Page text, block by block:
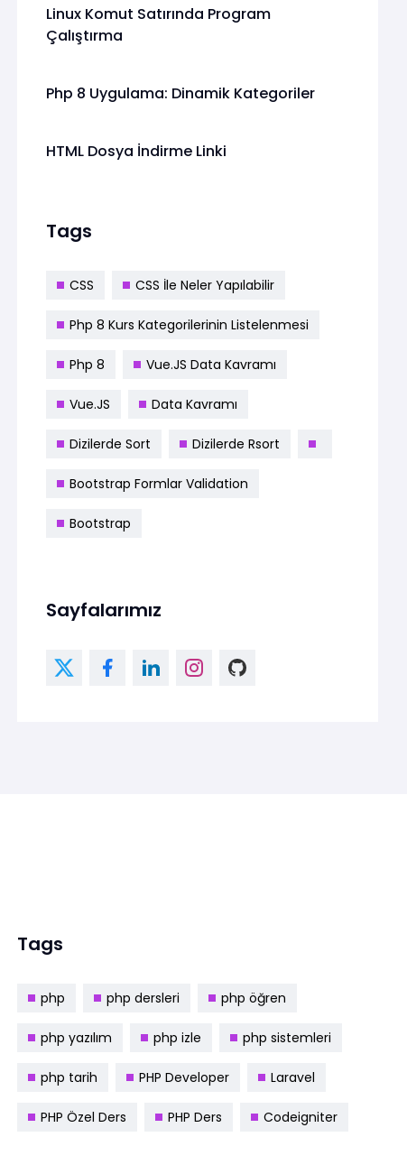
Linux Komut Satırında Program
Çalıştırma
Php 8 Uygulama: Dinamik Kategoriler
HTML Dosya İndirme Linki
Tags
CSS CSS İle Neler Yapılabilir
Php 8 Kurs Kategorilerinin Listelenmesi
Php 8 Vue.JS Data Kavramı
Vue.JS Data Kavramı
Dizilerde Sort Dizilerde Rsort
Bootstrap Formlar Validation
Bootstrap
Sayfalarımız
Tags
php php dersleri php öğren
php yazılım php izle php sistemleri
php tarih PHP Developer Laravel
PHP Özel Ders PHP Ders Codeigniter